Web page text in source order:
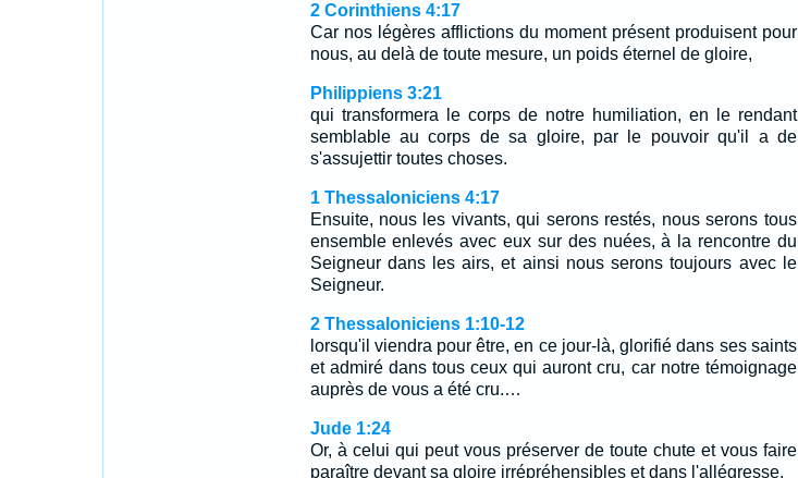
2 Corinthiens 4:17
Car nos légères afflictions du moment présent produisent pour
nous, au delà de toute mesure, un poids éternel de gloire,
Philippiens 3:21
qui transformera le corps de notre humiliation, en le rendant
semblable au corps de sa gloire, par le pouvoir qu'il a de
s'assujettir toutes choses.
1 Thessaloniciens 4:17
Ensuite, nous les vivants, qui serons restés, nous serons tous
ensemble enlevés avec eux sur des nuées, à la rencontre du
Seigneur dans les airs, et ainsi nous serons toujours avec le
Seigneur.
2 Thessaloniciens 1:10-12
lorsqu'il viendra pour être, en ce jour-là, glorifié dans ses saints
et admiré dans tous ceux qui auront cru, car notre témoignage
auprès de vous a été cru.…
Jude 1:24
Or, à celui qui peut vous préserver de toute chute et vous faire
paraître devant sa gloire irrépréhensibles et dans l'allégresse,